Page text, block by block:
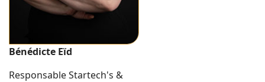
Bénédicte Eïd
Responsable Startech's &